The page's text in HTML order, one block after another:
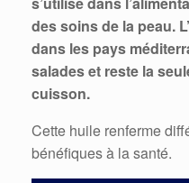
des soins de la peau.
dans les pays
salades et reste la
cuisson.
Cette huile renferme
bénéfiques à la santé.